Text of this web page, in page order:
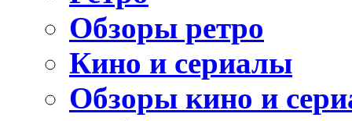
Обзоры ретро
Кино и сериалы
Обзоры кино и